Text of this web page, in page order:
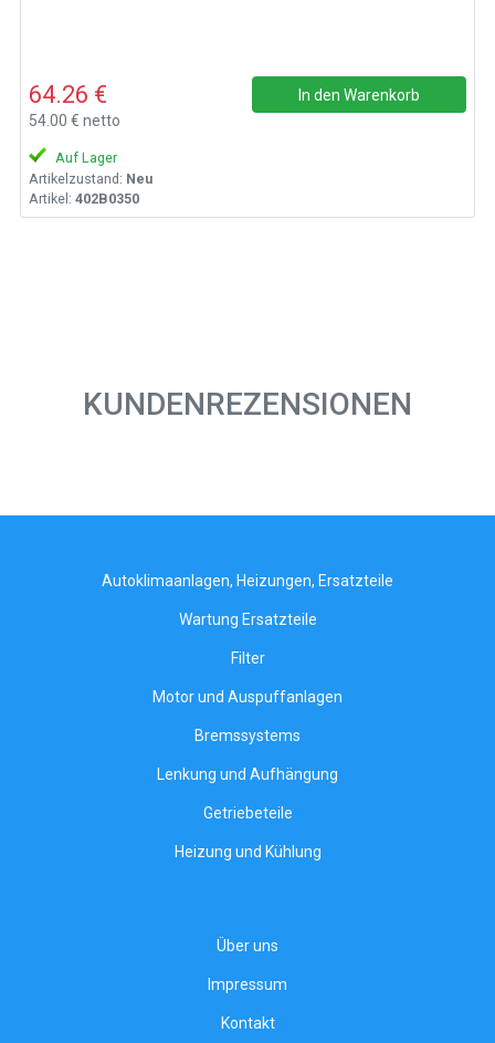
64.26 €
54.00 € netto
In den Warenkorb
Auf Lager
Artikelzustand: Neu
Artikel: 402B0350
KUNDENREZENSIONEN
Autoklimaanlagen, Heizungen, Ersatzteile
Wartung Ersatzteile
Filter
Motor und Auspuffanlagen
Bremssystems
Lenkung und Aufhängung
Getriebeteile
Heizung und Kühlung
Über uns
Impressum
Kontakt